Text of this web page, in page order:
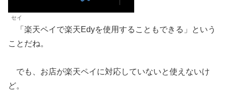
セイ
「楽天ペイで楽天Edyを使用することもできる」という
ことだね。
でも、お店が楽天ペイに対応していないと使えないけ
ど。